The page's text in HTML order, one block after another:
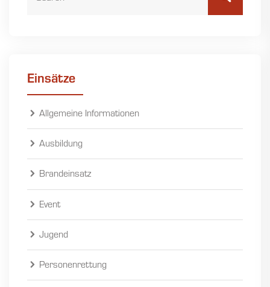
Einsätze
Allgemeine Informationen
Ausbildung
Brandeinsatz
Event
Jugend
Personenrettung